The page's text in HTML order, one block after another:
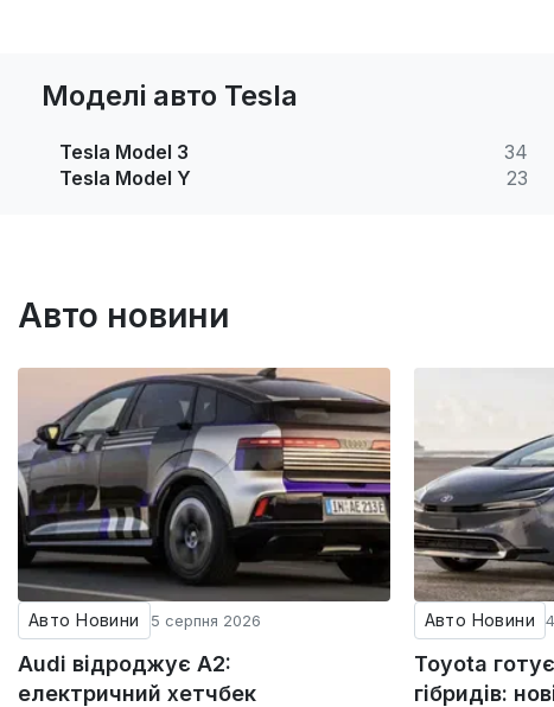
Моделі авто Tesla
Tesla Model 3
34
Tesla Model Y
23
Авто новини
Авто Новини 5 серпня 2026
Audi відроджує A2:
електричний хетчбек
Авто Новини
Toyota
гібридів: